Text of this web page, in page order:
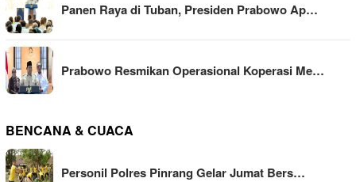
Panen Raya di Tuban, Presiden Prabowo Ap…
Prabowo Resmikan Operasional Koperasi Me…
BENCANA & CUACA
Personil Polres Pinrang Gelar Jumat Bers…